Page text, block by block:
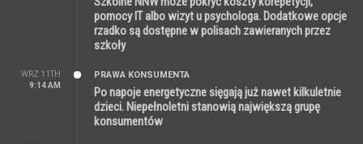
pomocy IT albo wizyt u psychologa. Dodatkowe opcje
rzadko są dostępne w polisach zawieranych przez
szkoły
WRZ 11TH
9:14 AM
PRAWA KONSUMENTA
Po napoje energetyczne sięgają już nawet kilkuletnie
dzieci. Niepełnoletni stanowią największą grupę
konsumentów